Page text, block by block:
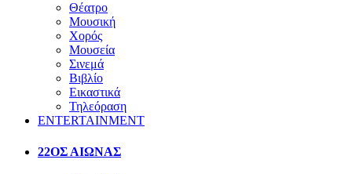
Θέατρο
Μουσική
Χορός
Μουσεία
Σινεμά
Βιβλίο
Εικαστικά
Τηλεόραση
ENTERTAINMENT
22ΟΣ ΑΙΩΝΑΣ